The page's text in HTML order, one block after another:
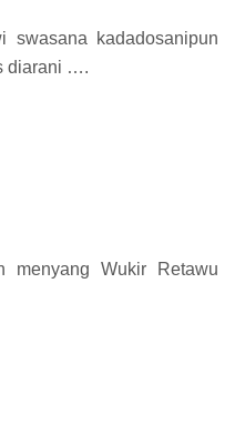
swasana kadadosanipun
diarani ….
menyang Wukir Retawu